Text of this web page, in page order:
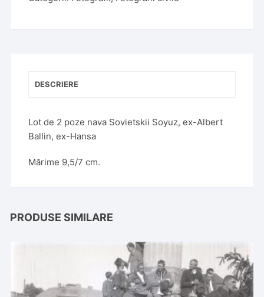
DESCRIERE
Lot de 2 poze nava Sovietskii Soyuz, ex-Albert
Ballin, ex-Hansa
Mărime 9,5/7 cm.
PRODUSE SIMILARE